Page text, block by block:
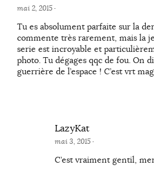
mai 2, 2015·
Tu es absolument parfaite sur la
commente très rarement, mais la
serie est incroyable et
photo. Tu dégages qqc de fou. On
guerrière de l’espace ! C’est vrt
LazyKat
mai 3, 2015·
C’est vraiment gentil,